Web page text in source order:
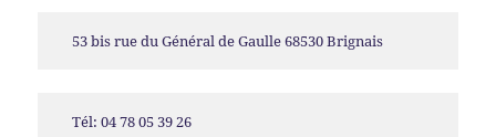
53 bis rue du Général de Gaulle 68530 Brignais
Tél: 04 78 05 39 26